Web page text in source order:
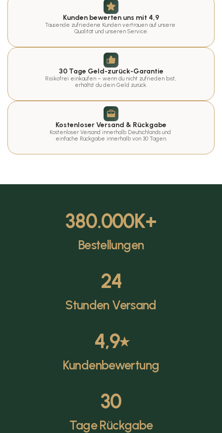
Kunden bewerten uns mit 4,9
Tausende zufriedene Kunden vertrauen auf unsere
Qualität und unseren Service.
30 Tage Geld-zurück-Garantie
Risikofrei einkaufen – wenn du nicht zufrieden bist,
erhältst du dein Geld zurück.
Kostenloser Versand & Rückgabe
Kostenloser Versand innerhalb Deutschlands und
einfache Rückgabe innerhalb von 30 Tagen.
380.000K+
Bestellungen
24
Stunden Versand
4,9⭑
Kundenbewertung
30
Tage Rückgabe